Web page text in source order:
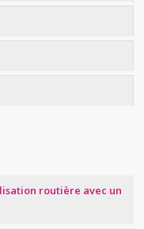
routière avec un